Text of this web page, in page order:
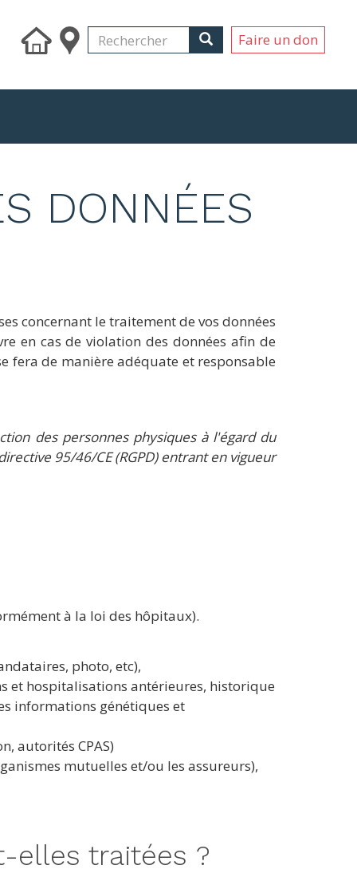
Search
Rechercher RechercherFaire un don
DONNÉES
concernant le traitement de vos données
en cas de violation des données afin de
fera de manière adéquate et responsable
des personnes physiques à l'égard du
95/46/CE (RGPD) entrant en vigueur
à la loi des hôpitaux).
photo, etc),
et hospitalisations antérieures, historique
informations génétiques et
autorités CPAS)
mutuelles et/ou les assureurs),
elles traitées ?